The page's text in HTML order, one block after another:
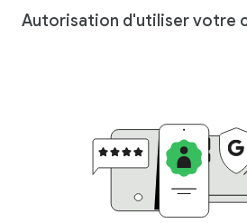
Autorisation d'utiliser votre